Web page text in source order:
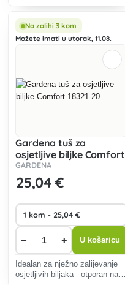
Na zalihi 3 kom
Možete imati u utorak, 11.08.
Gardena tuš za
osjetljive biljke Comfort
18321-20
GARDENA
25,04 €
− + U košaricu
Idealan za nježno zalijevanje
osjetljivih biljaka - otporan na